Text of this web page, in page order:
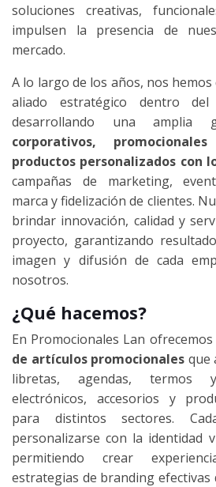
soluciones creativas,
impulsen la presencia de
mercado.
A lo largo de los años, nos
aliado estratégico dentro del
desarrollando una amplia
corporativos,
productos personalizados con
campañas de marketing,
marca y fidelización de clientes.
brindar innovación, calidad y
proyecto, garantizando
imagen y difusión de cada
nosotros.
¿Qué hacemos?
En Promocionales Lan
de artículos promocionales que
libretas, agendas, termos
electrónicos, accesorios y
para distintos sectores.
personalizarse con la identidad
permitiendo crear
estrategias de branding efectivas